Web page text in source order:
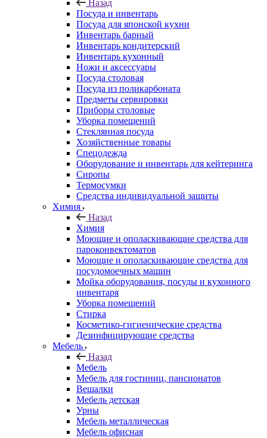
Назад
Посуда и инвентарь
Посуда для японской кухни
Инвентарь барный
Инвентарь кондитерский
Инвентарь кухонный
Ножи и аксессуары
Посуда столовая
Посуда из поликарбоната
Предметы сервировки
Приборы столовые
Уборка помещений
Стеклянная посуда
Хозяйственные товары
Спецодежда
Оборудование и инвентарь для кейтеринга
Сиропы
Термосумки
Средства индивидуальной защиты
Химия
Назад
Химия
Моющие и ополаскивающие средства для
пароконвектоматов
Моющие и ополаскивающие средства для
посудомоечных машин
Мойка оборудования, посуды и кухонного
инвентаря
Уборка помещений
Стирка
Косметико-гигиенические средства
Дезинфицирующие средства
Мебель
Назад
Мебель
Мебель для гостиниц, пансионатов
Вешалки
Мебель детская
Урны
Мебель металлическая
Мебель офисная